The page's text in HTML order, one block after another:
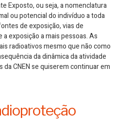
Exposto, ou seja, a nomenclatura
ou potencial do indivíduo a toda
de exposição, vias de
exposição a mais pessoas. As
radioativos mesmo que não como
da dinâmica da atividade
da CNEN se quiserem continuar em